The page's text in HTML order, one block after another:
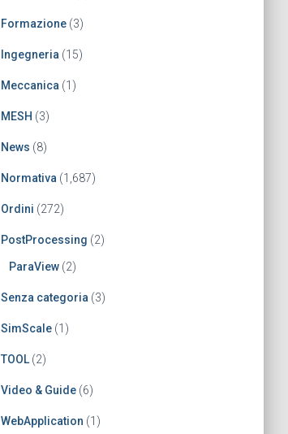
Formazione(3)
Ingegneria (15)
Meccanica (1)
MESH (3)
News (8)
Normativa (1,687)
Ordini (272)
PostProcessing (2)
ParaView(2)
Senza categoria (3)
SimScale(1)
TOOL(2)
Video & Guide(6)
WebApplication (1)